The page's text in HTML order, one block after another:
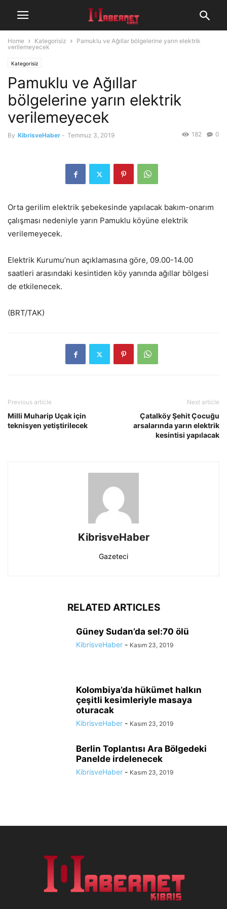
Home Kategorisiz
Pamuklu ve Ağıllar bölgelerine yarın elektrik
verilemeyecek
Kategorisiz
Pamuklu ve Ağıllar
bölgelerine yarın elektrik
verilemeyecek
By KibrisveHaber - Temmuz 3, 2019 0
182
Orta gerilim elektrik şebekesinde yapılacak bakım-onarım
çalışması nedeniyle yarın Pamuklu köyüne elektrik
verilemeyecek.
Elektrik Kurumu’nun açıklamasına göre, 09.00-14.00
saatleri arasındaki kesintiden köy yanında ağıllar bölgesi
de etkilenecek.
(BRT/TAK)
Previous article
Milli Muharip Uçak için
teknisyen yetiştirilecek
Next article
Çatalköy Şehit Çocuğu
arsalarında yarın elektrik
kesintisi yapılacak
KibrisveHaber
Gazeteci
RELATED ARTICLES
Güney Sudan’da sel:70 ölü
KibrisveHaber - Kasım 23, 2019
Kolombiya’da hükümet halkın
çeşitli kesimleriyle masaya
oturacak
KibrisveHaber - Kasım 23, 2019
Berlin Toplantısı Ara Bölgedeki
Panelde irdelenecek
KibrisveHaber - Kasım 23, 2019